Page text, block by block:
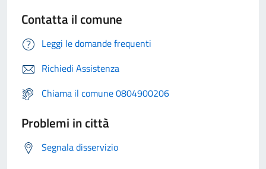
Contatta il comune
Leggi le domande frequenti
Richiedi Assistenza
Chiama il comune 0804900206
Problemi in città
Segnala disservizio